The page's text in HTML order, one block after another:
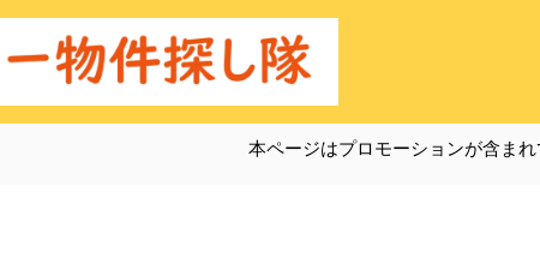
本ページはプロモーションが含ま